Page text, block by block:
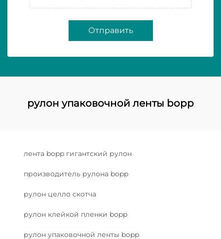
Отправить
рулон упаковочной ленты bopp
лента bopp гигантский рулон
производитель рулона bopp
рулон целло скотча
рулон клейкой пленки bopp
рулон упаковочной ленты bopp